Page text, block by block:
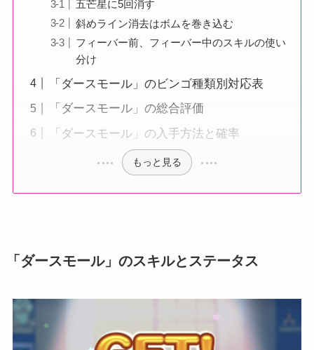
五芒星に5回消す
斜めライン消去はボムを巻き込む
フィーバー前、フィーバー中のスキルの使い
分け
「ダースモール」のビンゴ種類別対応表
「ダースモール」の総合評価
「ダースモール」の入手方法と確率
もっと見る
「ダースモール」のスキルとステータス